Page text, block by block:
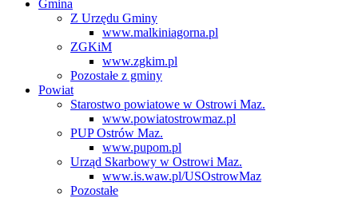
Gmina
Z Urzędu Gminy
www.malkiniagorna.pl
ZGKiM
www.zgkim.pl
Pozostałe z gminy
Powiat
Starostwo powiatowe w Ostrowi Maz.
www.powiatostrowmaz.pl
PUP Ostrów Maz.
www.pupom.pl
Urząd Skarbowy w Ostrowi Maz.
www.is.waw.pl/USOstrowMaz
Pozostałe